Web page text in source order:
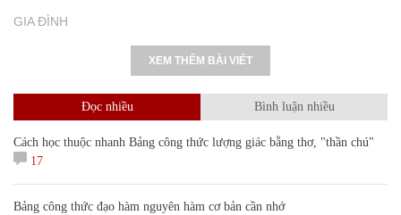
GIA ĐÌNH
XEM THÊM BÀI VIẾT
Đọc nhiều Bình luận nhiều
Cách học thuộc nhanh Bảng công thức lượng giác bằng thơ, "thần chú"
17
Bảng công thức đạo hàm nguyên hàm cơ bản cần nhớ